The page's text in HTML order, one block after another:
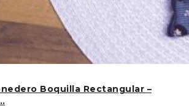
Boquilla Rectangular –